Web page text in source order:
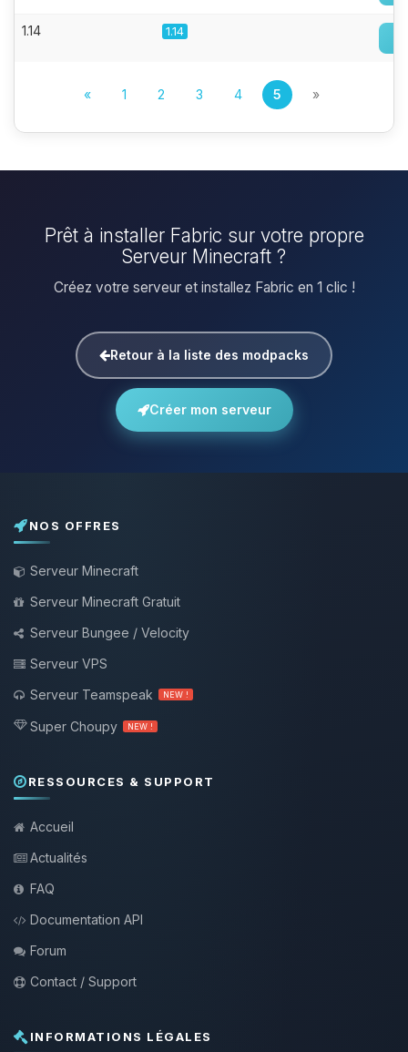
1.14 1.14
« 1 2 3 4 5 »
Prêt à installer Fabric sur votre propre
Serveur Minecraft ?
Créez votre serveur et installez Fabric en 1 clic !
Retour à la liste des modpacks
Créer mon serveur
NOS OFFRES
Serveur Minecraft
Serveur Minecraft Gratuit
Serveur Bungee / Velocity
Serveur VPS
Serveur Teamspeak
NEW !
Super Choupy NEW !
RESSOURCES & SUPPORT
Accueil
Actualités
FAQ
Documentation API
Forum
Contact / Support
INFORMATIONS LÉGALES